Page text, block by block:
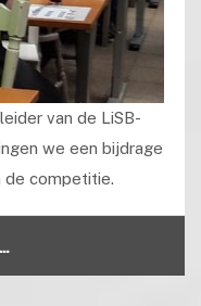
van de LiSB-
we een bijdrage
de competitie.